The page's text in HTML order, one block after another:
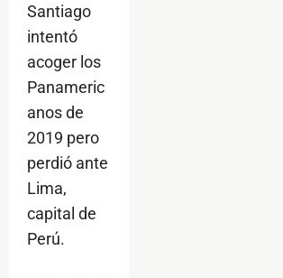
Santiago
intentó
acoger los
Panameric
anos de
2019 pero
perdió ante
Lima,
capital de
Perú.